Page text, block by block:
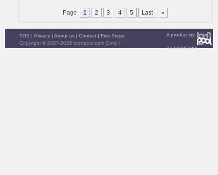
Page 1 2 3 4 5 Last »
A product by
toonpool.com
TOS | Privacy | About us | Contact | First Steps
Copyright © 2007-2026 toonpool.com GmbH